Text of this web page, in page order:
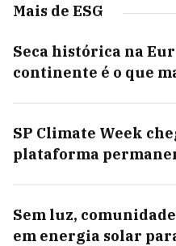
Mais de ESG
Seca histórica na
continente é o que
SP Climate Week
plataforma
Sem luz,
em energia solar